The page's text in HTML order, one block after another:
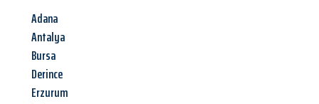
Adana
Antalya
Bursa
Derince
Erzurum